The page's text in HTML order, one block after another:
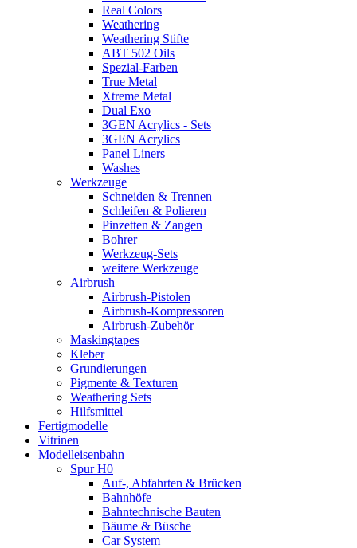
Real Colors
Weathering
Weathering Stifte
ABT 502 Oils
Spezial-Farben
True Metal
Xtreme Metal
Dual Exo
3GEN Acrylics - Sets
3GEN Acrylics
Panel Liners
Washes
Werkzeuge
Schneiden & Trennen
Schleifen & Polieren
Pinzetten & Zangen
Bohrer
Werkzeug-Sets
weitere Werkzeuge
Airbrush
Airbrush-Pistolen
Airbrush-Kompressoren
Airbrush-Zubehör
Maskingtapes
Kleber
Grundierungen
Pigmente & Texturen
Weathering Sets
Hilfsmittel
Fertigmodelle
Vitrinen
Modelleisenbahn
Spur H0
Auf-, Abfahrten & Brücken
Bahnhöfe
Bahntechnische Bauten
Bäume & Büsche
Car System